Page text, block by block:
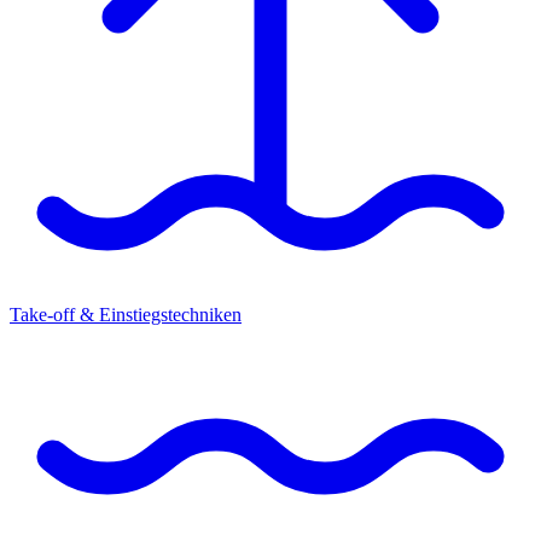
Take-off & Einstiegstechniken